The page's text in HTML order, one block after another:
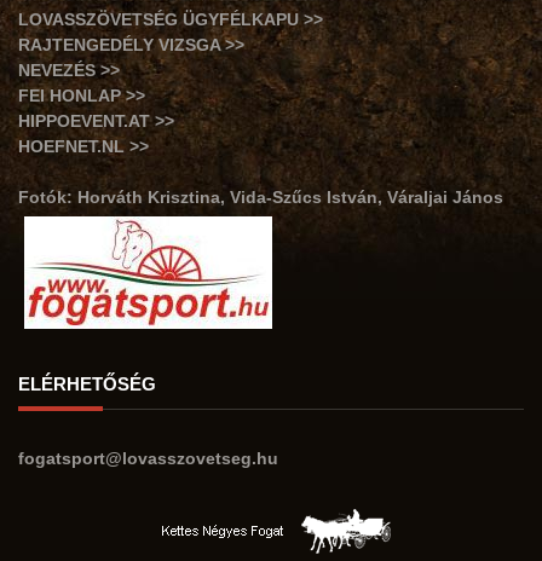
LOVASSZÖVETSÉG ÜGYFÉLKAPU >>
RAJTENGEDÉLY VIZSGA >>
NEVEZÉS >>
FEI HONLAP >>
HIPPOEVENT.AT >>
HOEFNET.NL >>
Fotók: Horváth Krisztina, Vida-Szűcs István, Váraljai János
ELÉRHETŐSÉG
fogatsport@lovasszovetseg.hu